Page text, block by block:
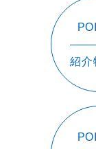
紹介